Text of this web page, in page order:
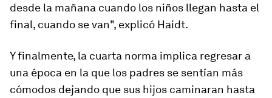
desde la mañana cuando los niños llegan hasta el
final, cuando se van", explicó Haidt.
Y finalmente, la cuarta norma implica regresar a
una época en la que los padres se sentían más
cómodos dejando que sus hijos caminaran hasta